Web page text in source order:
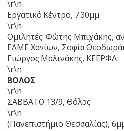
\r\n
Εργατικό Κέντρο, 7.30μμ
\r\n
Ομιλητές: Φώτης Μπιχάκης,
ΕΛΜΕ Χανίων, Σοφία
Γιώργος Μαλινάκης, ΚΕΕΡΦΑ
\r\n
ΒΟΛΟΣ
\r\n
ΣΑΒΒΑΤΟ 13/9, Θόλος
\r\n
(Πανεπιστήμιο Θεσσαλίας),